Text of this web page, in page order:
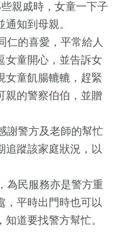
親戚時，女童一下子
知到母親。
仁的喜愛，平常給人
女童開心，並告訴女
女童飢腸轆轆，趕緊
親的警察伯伯，並贈
謝警方及老師的幫忙
追蹤該家庭狀況，以
為民服務亦是警方重
，平時出門時也可以
道要找警方幫忙。
交
21+
評論 2024立委選戰
2014+
生活
428